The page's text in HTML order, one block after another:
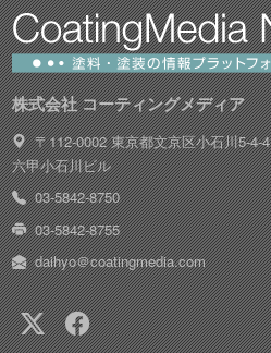
株式会社 コーティングメディア
〒112-0002 東京都文京区小石川5-4-4
六甲小石川ビル
03-5842-8750
03-5842-8755
daihyo＠coatingmedia.com